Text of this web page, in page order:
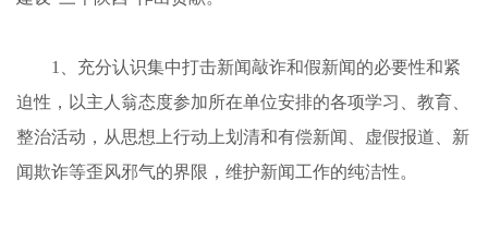
1、充分认识集中打击新闻敲诈和假新闻的必要性和紧
迫性，以主人翁态度参加所在单位安排的各项学习、教育、
整治活动，从思想上行动上划清和有偿新闻、虚假报道、新
闻欺诈等歪风邪气的界限，维护新闻工作的纯洁性。